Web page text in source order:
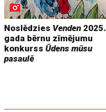
Noslēdzies Venden 2025.
gada bērnu zīmējumu
konkurssŪdens mūsu
pasaulē